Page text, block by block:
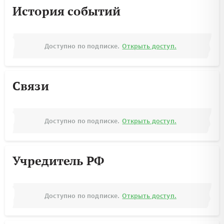
История событий
Доступно по подписке. Открыть доступ.
Связи
Доступно по подписке. Открыть доступ.
Учредитель РФ
Доступно по подписке. Открыть доступ.